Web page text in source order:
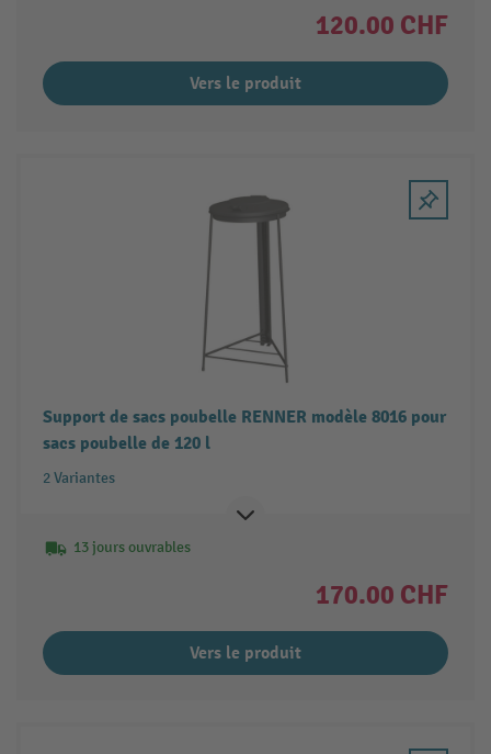
120.00 CHF
Vers le produit
Support de sacs poubelle RENNER modèle 8016 pour
sacs poubelle de 120 l
2 Variantes
13 jours ouvrables
170.00 CHF
Vers le produit